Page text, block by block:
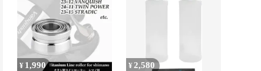
ン MantisGreen LD-M74Y
¥ 1,990 ¥2,580